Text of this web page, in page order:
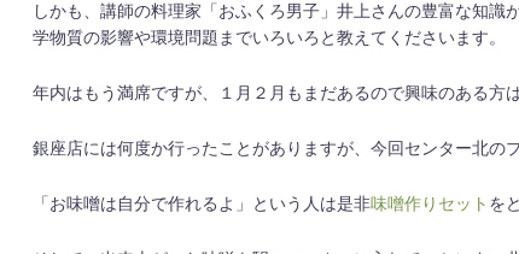
しかも、講師の料理家「おふくろ男子」井上さんの豊富な知
学物質の影響や環境問題までいろいろと教えてくださいます。
年内はもう満席ですが、１月２月もまだあるので興味のある方
銀座店には何度か行ったことがありますが、今回センター北の
「お味噌は自分で作れるよ」という人は是非味噌作りセット を